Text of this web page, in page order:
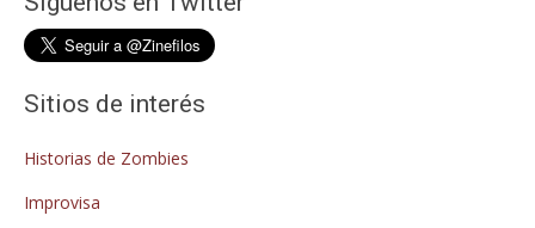
Sitios de interés
Historias de Zombies
Improvisa